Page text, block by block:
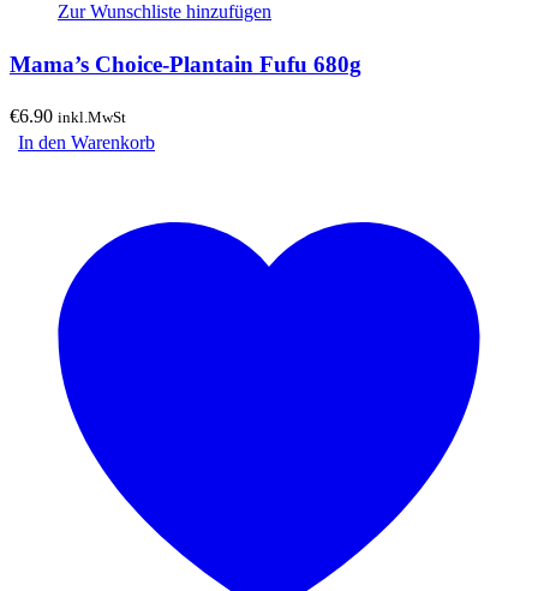
Zur Wunschliste hinzufügen
Mama’s Choice-Plantain Fufu 680g
€6.90 inkl.MwSt
In den Warenkorb